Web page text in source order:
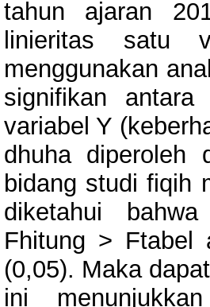
tahun ajaran
linieritas satu
menggunakan
signifikan
variabel Y
dhuha diperoleh
bidang studi fiqih
diketahui
Fhitung > Ftabel
(0,05). Maka
ini